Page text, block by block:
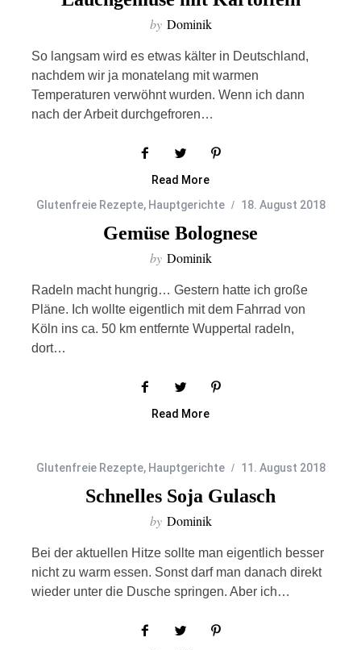
by Dominik
So langsam wird es etwas kälter in Deutschland,
nachdem wir ja monatelang mit warmen
Temperaturen verwöhnt wurden. Wenn ich dann
nach der Arbeit durchgefroren…
Read More
Glutenfreie Rezepte, Hauptgerichte 18. August 2018
Gemüse Bolognese
by Dominik
Radeln macht hungrig… Gestern hatte ich große
Pläne. Ich wollte eigentlich mit dem Fahrrad von
Köln ins ca. 50 km entfernte Wuppertal radeln,
dort…
Read More
Glutenfreie Rezepte, Hauptgerichte 11. August 2018
Schnelles Soja Gulasch
by Dominik
Bei der aktuellen Hitze sollte man eigentlich besser
nicht zu warm essen. Sonst darf man danach direkt
wieder unter die Dusche springen. Aber ich…